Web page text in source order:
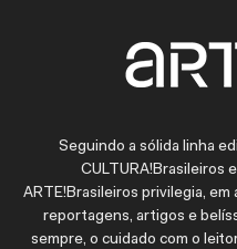
Seguindo a sólida linha
CULTURA!Brasileiros
ARTE!Brasileiros privilegia,
reportagens, artigos e
sempre, o cuidado com o